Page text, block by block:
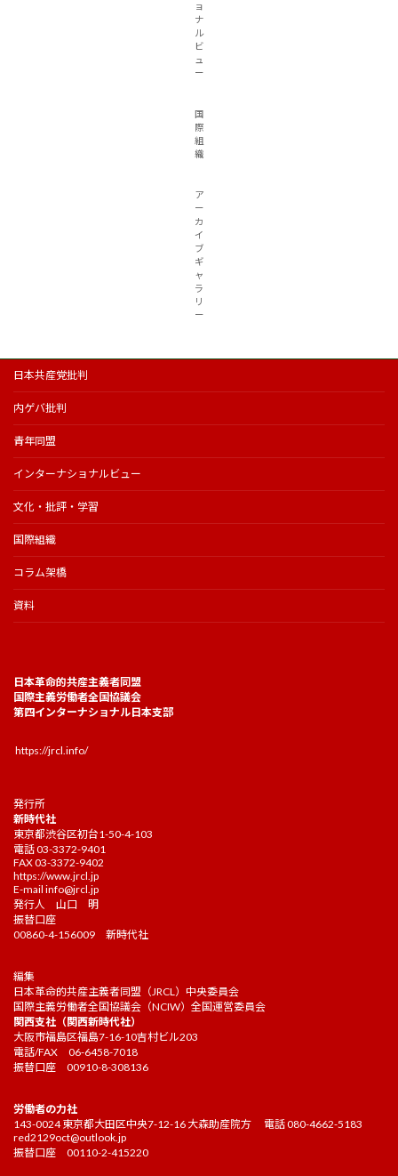
ョ
ナ
ル
ビ
ュ
ー
国
際
組
織
ア
ー
カ
イ
ブ
ギ
ャ
ラ
リ
ー
日本共産党批判
内ゲバ批判
青年同盟
インターナショナルビュー
文化・批評・学習
国際組織
コラム架橋
資料
日本革命的共産主義者同盟
国際主義労働者全国協議会
第四インターナショナル日本支部
https://jrcl.info/
発行所
新時代社
東京都渋谷区初台1-50-4-103
電話 03-3372-9401
FAX 03-3372-9402
https://www.jrcl.jp
E-mail info@jrcl.jp
発行人 山口 明
振替口座
00860-4-156009 新時代社
編集
日本革命的共産主義者同盟（JRCL）中央委員会
国際主義労働者全国協議会（NCIW）全国運営委員会
関西支社（関西新時代社）
大阪市福島区福島7-16-10吉村ビル203
電話/FAX 06-6458-7018
振替口座 00910-8-308136
労働者の力社
143-0024 東京都大田区中央7-12-16 大森助産院方 電話 080-4662-5183
red2129oct@outlook.jp
振替口座 00110-2-415220